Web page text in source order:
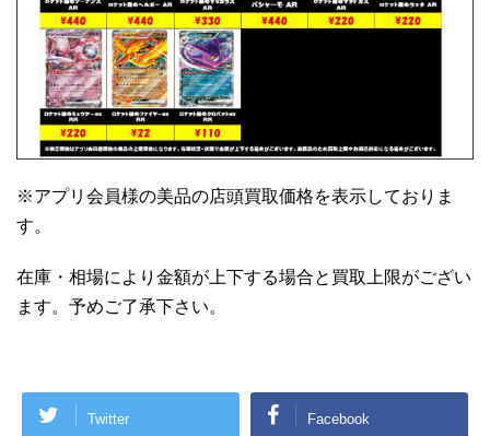
※アプリ会員様の美品の店頭買取価格を表示しておりま
す。
在庫・相場により金額が上下する場合と買取上限がござい
ます。予めご了承下さい。
Twitter Facebook